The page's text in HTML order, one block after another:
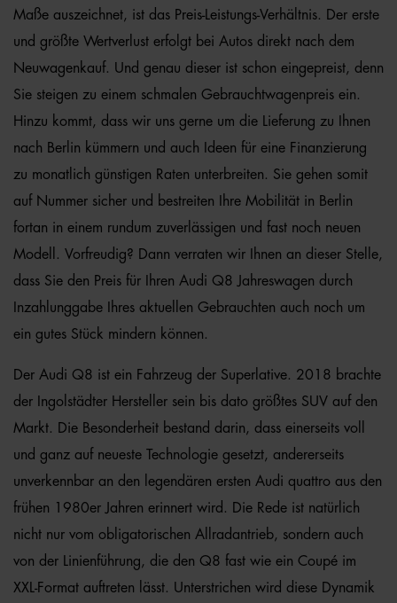
Maße auszeichnet, ist das Preis-Leistungs-Verhältnis. Der erste
und größte Wertverlust erfolgt bei Autos direkt nach dem
Neuwagenkauf. Und genau dieser ist schon eingepreist, denn
Sie steigen zu einem schmalen Gebrauchtwagenpreis ein.
Hinzu kommt, dass wir uns gerne um die Lieferung zu Ihnen
nach Berlin kümmern und auch Ideen für eine Finanzierung
zu monatlich günstigen Raten unterbreiten. Sie gehen somit
auf Nummer sicher und bestreiten Ihre Mobilität in Berlin
fortan in einem rundum zuverlässigen und fast noch neuen
Modell. Vorfreudig? Dann verraten wir Ihnen an dieser Stelle,
dass Sie den Preis für Ihren Audi Q8 Jahreswagen durch
Inzahlunggabe Ihres aktuellen Gebrauchten auch noch um
ein gutes Stück mindern können.
Der Audi Q8 ist ein Fahrzeug der Superlative. 2018 brachte
der Ingolstädter Hersteller sein bis dato größtes SUV auf den
Markt. Die Besonderheit bestand darin, dass einerseits voll
und ganz auf neueste Technologie gesetzt, andererseits
unverkennbar an den legendären ersten Audi quattro aus den
frühen 1980er Jahren erinnert wird. Die Rede ist natürlich
nicht nur vom obligatorischen Allradantrieb, sondern auch
von der Linienführung, die den Q8 fast wie ein Coupé im
XXL-Format auftreten lässt. Unterstrichen wird diese Dynamik